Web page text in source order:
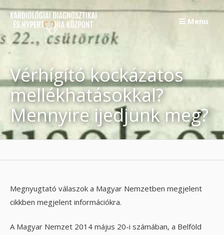
Skip
content
Menu
Vérhígító kockázatos
mellékhatásokkal?
Mennyire ijedjünk meg?
Megnyugtató válaszok a Magyar Nemzetben megjelent
cikkben megjelent információkra.
A Magyar Nemzet 2014 május 20-i számában, a Belföld